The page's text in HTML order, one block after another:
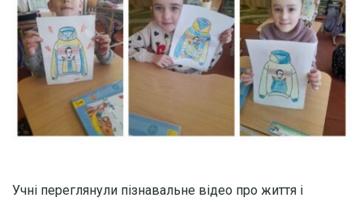
Учні переглянули пізнавальне відео про життя і